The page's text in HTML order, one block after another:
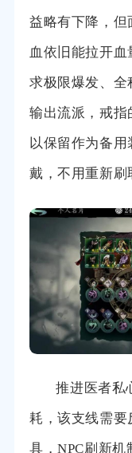
益略有下降，但
血依旧能拉开
求极限爆发、全
输出流派，戒指
以保留作为备
戴，不用重新刷
推进医者私
耗，该支线需要
具，NPC刷新